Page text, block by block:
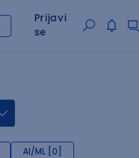
Prijavi
se
AI/ML [0]